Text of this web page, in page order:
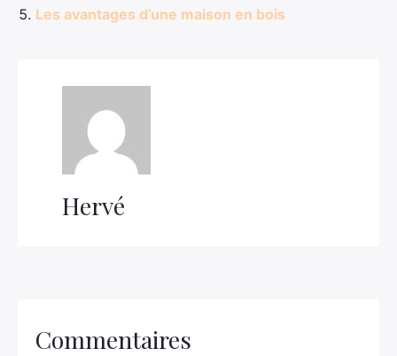
Les avantages d’une maison en bois
Hervé
Commentaires